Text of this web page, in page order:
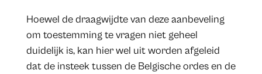
Hoewel de draagwijdte van deze aanbeveling
om toestemming te vragen niet geheel
duidelijk is, kan hier wel uit worden afgeleid
dat de insteek tussen de Belgische ordes en de